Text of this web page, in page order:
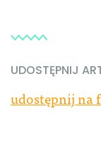
UDOSTĘPNIJ
udostępnij na